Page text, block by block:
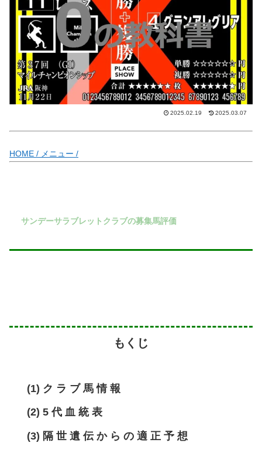
2025.02.19 2025.03.07
HOME / メニュー /
サンデーサラブレットクラブの募集馬評価
もくじ
(1) ク ラ ブ 馬 情 報
(2) 5 代 血 統 表
(3) 隔 世 遺 伝 か ら の 適 正 予 想